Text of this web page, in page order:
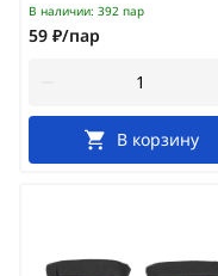
В наличии: 392 пар
59 ₽/пар
В корзину